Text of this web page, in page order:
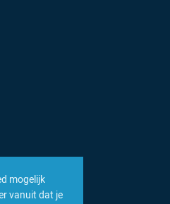
mogelijk
vanuit dat je